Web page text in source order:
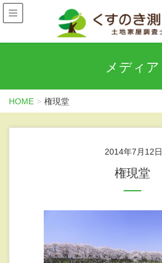
メディア
HOME 権現堂
2014年7月12日
権現堂